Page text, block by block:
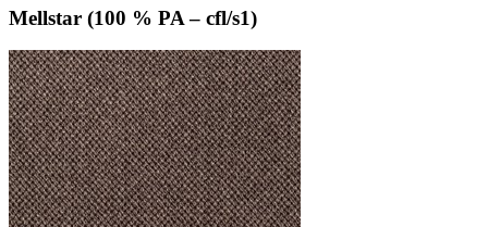
Mellstar (100 % PA – cfl/s1)